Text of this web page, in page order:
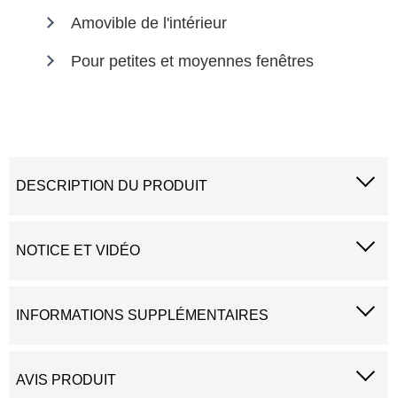
Amovible de l'intérieur
Pour petites et moyennes fenêtres
DESCRIPTION DU PRODUIT
NOTICE ET VIDÉO
INFORMATIONS SUPPLÉMENTAIRES
AVIS PRODUIT